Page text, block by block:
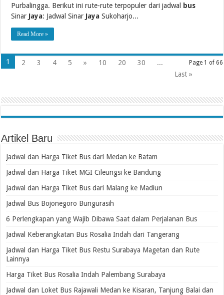
Purbalingga. Berikut ini rute-rute terpopuler dari jadwal
bus
Sinar Jaya: Jadwal Sinar Jaya Sukoharjo...
Read More »
Page 1 of 66
1 2 3 4 5 » 10 20 30
...
Last »
Artikel Baru
Jadwal dan Harga Tiket Bus dari Medan ke Batam
Jadwal dan Harga Tiket MGI Cileungsi ke Bandung
Jadwal dan Harga Tiket Bus dari Malang ke Madiun
Jadwal Bus Bojonegoro Bungurasih
6 Perlengkapan yang Wajib Dibawa Saat dalam Perjalanan Bus
Jadwal Keberangkatan Bus Rosalia Indah dari Tangerang
Jadwal dan Harga Tiket Bus Restu Surabaya Magetan dan Rute
Lainnya
Harga Tiket Bus Rosalia Indah Palembang Surabaya
Jadwal dan Loket Bus Rajawali Medan ke Kisaran, Tanjung Balai dan